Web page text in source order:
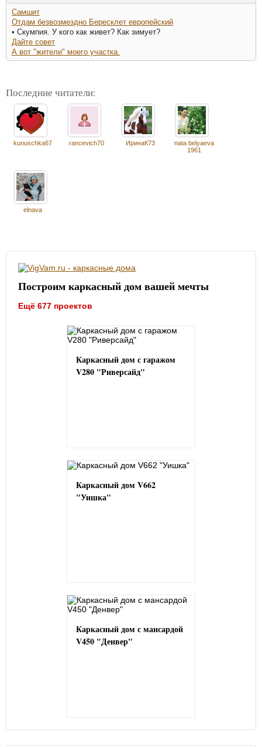
Самшит
Отдам безвозмездно Бересклет европейский
• Скумпия. У кого как живет? Как зимует?
Дайте совет
А вот "жители" моего участка.
Последние читатели:
kunuschka67 rancevich70 ИринаК73
nata belyaeva
1961
elnava
Построим каркасный дом вашей мечты
Ещё 677 проектов
Каркасный дом с гаражом
V280 "Риверсайд"
Каркасный дом V662
"Уишка"
Каркасный дом с мансардой
V450 "Денвер"